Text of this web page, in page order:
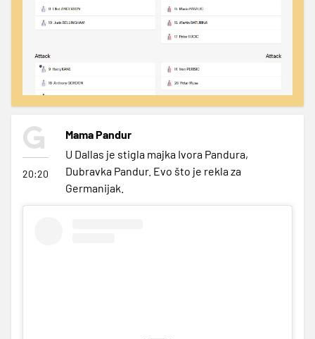
20:20
Mama Pandur
U Dallas je stigla majka Ivora Pandura,
Dubravka Pandur. Evo što je rekla za
Germanijak.